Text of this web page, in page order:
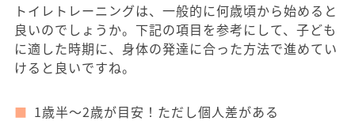
トイレトレーニングは、一般的に何歳頃から始めると
良いのでしょうか。下記の項目を参考にして、子ども
に適した時期に、身体の発達に合った方法で進めてい
けると良いですね。
1歳半～2歳が目安！ただし個人差がある